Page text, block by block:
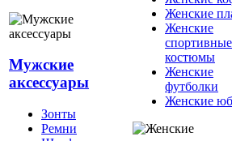
Мужские
аксессуары
Зонты
Ремни
Женские
Женские
спортивные
костюмы
Женские
футболки
Женские